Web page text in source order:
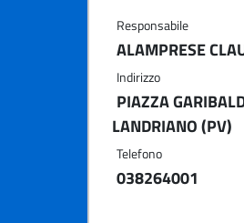
Responsabile
ALAMPRESE
Indirizzo
PIAZZA
LANDRIANO (PV)
Telefono
038264001